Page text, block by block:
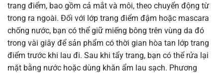
trang điểm, bao gồm cả mắt và môi, theo chuyển động từ
trong ra ngoài. Đối với lớp trang điểm đậm hoặc mascara
chống nước, bạn có thể giữ miếng bông trên vùng da đó
trong vài giây để sản phẩm có thời gian hòa tan lớp trang
điểm trước khi lau đi. Sau khi tẩy trang, bạn có thể rửa lại
mặt bằng nước hoặc dùng khăn ẩm lau sạch. Phương